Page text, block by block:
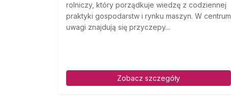
rolniczy, który porządkuje wiedzę z codziennej
praktyki gospodarstw i rynku maszyn. W centrum
uwagi znajdują się przyczepy...
Zobacz szczegóły